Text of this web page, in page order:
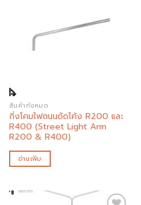
Add to
สินค้าทั้งหมด
กิ่งโคมไฟถนนดัดโค้ง R200 และ
R400 (Street Light Arm
R200 & R400)
อ่านเพิ่ม